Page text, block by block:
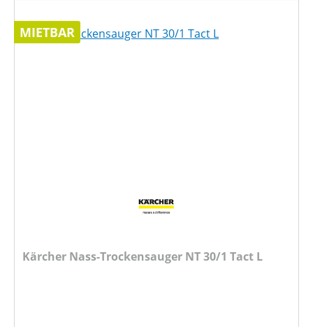
MIETBAR
Kärcher Nass-Trockensauger NT 30/1 Tact L